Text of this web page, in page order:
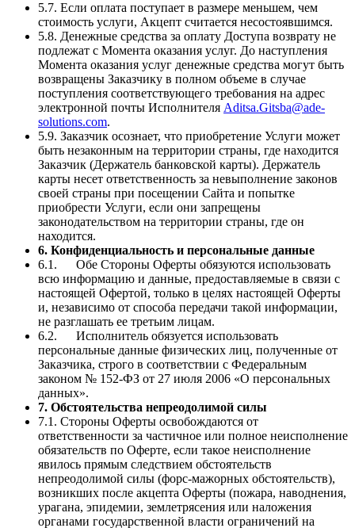
5.7. Если оплата поступает в размере меньшем, чем
стоимость услуги, Акцепт считается несостоявшимся.
5.8. Денежные средства за оплату Доступа возврату не
подлежат с Момента оказания услуг. До наступления
Момента оказания услуг денежные средства могут быть
возвращены Заказчику в полном объеме в случае
поступления соответствующего требования на адрес
электронной почты Исполнителя Aditsa.Gitsba@ade-
solutions.com.
5.9. Заказчик осознает, что приобретение Услуги может
быть незаконным на территории страны, где находится
Заказчик (Держатель банковской карты). Держатель
карты несет ответственность за невыполнение законов
своей страны при посещении Сайта и попытке
приобрести Услуги, если они запрещены
законодательством на территории страны, где он
находится.
6. Конфиденциальность и персональные данные
6.1. Обе Стороны Оферты обязуются использовать
всю информацию и данные, предоставляемые в связи с
настоящей Офертой, только в целях настоящей Оферты
и, независимо от способа передачи такой информации,
не разглашать ее третьим лицам.
6.2. Исполнитель обязуется использовать
персональные данные физических лиц, полученные от
Заказчика, строго в соответствии с Федеральным
законом № 152-ФЗ от 27 июля 2006 «О персональных
данных».
7. Обстоятельства непреодолимой силы
7.1. Стороны Оферты освобождаются от
ответственности за частичное или полное неисполнение
обязательств по Оферте, если такое неисполнение
явилось прямым следствием обстоятельств
непреодолимой силы (форс-мажорных обстоятельств),
возникших после акцепта Оферты (пожара, наводнения,
урагана, эпидемии, землетрясения или наложения
органами государственной власти ограничений на